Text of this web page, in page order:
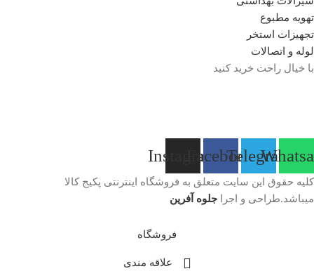
تهویه مطبوع
تجهیزات استخر
لوله و اتصالات
با خیال راحت خرید کنید
Telegram
Facebook
Instagram
کلیه حقوق این سایت متعلق به فروشگاه اینترنتی پکیج کالا
میباشد.طراحی و اجرا جلوه آفرین
فروشگاه
علاقه مندی